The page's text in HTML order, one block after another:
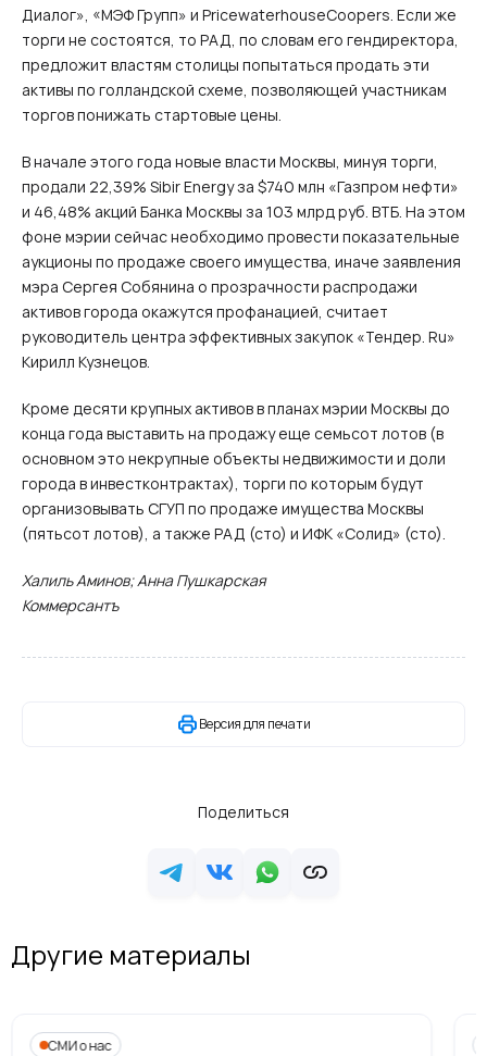
Диалог», «МЭФ Групп» и PricewaterhouseCoopers. Если же
торги не состоятся, то РАД, по словам его гендиректора,
предложит властям столицы попытаться продать эти
активы по голландской схеме, позволяющей участникам
торгов понижать стартовые цены.
В начале этого года новые власти Москвы, минуя торги,
продали 22,39% Sibir Energy за $740 млн «Газпром нефти»
и 46,48% акций Банка Москвы за 103 млрд руб. ВТБ. На этом
фоне мэрии сейчас необходимо провести показательные
аукционы по продаже своего имущества, иначе заявления
мэра Сергея Собянина о прозрачности распродажи
активов города окажутся профанацией, считает
руководитель центра эффективных закупок «Тендер. Ru»
Кирилл Кузнецов.
Кроме десяти крупных активов в планах мэрии Москвы до
конца года выставить на продажу еще семьсот лотов (в
основном это некрупные объекты недвижимости и доли
города в инвестконтрактах), торги по которым будут
организовывать СГУП по продаже имущества Москвы
(пятьсот лотов), а также РАД (сто) и ИФК «Солид» (сто).
Халиль Аминов; Анна Пушкарская
Коммерсантъ
Версия для печати
Поделиться
Другие материалы
СМИ о нас